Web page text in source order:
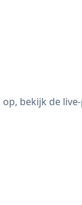
bekijk de